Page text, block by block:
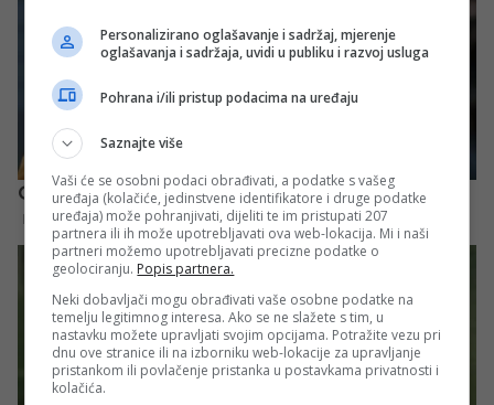
Personalizirano oglašavanje i sadržaj, mjerenje
oglašavanja i sadržaja, uvidi u publiku i razvoj usluga
Pohrana i/ili pristup podacima na uređaju
Saznajte više
Vaši će se osobni podaci obrađivati, a podatke s vašeg
uređaja (kolačiće, jedinstvene identifikatore i druge podatke
uređaja) može pohranjivati, dijeliti te im pristupati 207
partnera ili ih može upotrebljavati ova web-lokacija. Mi i naši
partneri možemo upotrebljavati precizne podatke o
geolociranju. Popis partnera.
Neki dobavljači mogu obrađivati vaše osobne podatke na
temelju legitimnog interesa. Ako se ne slažete s tim, u
nastavku možete upravljati svojim opcijama. Potražite vezu pri
dnu ove stranice ili na izborniku web-lokacije za upravljanje
pristankom ili povlačenje pristanka u postavkama privatnosti i
kolačića.